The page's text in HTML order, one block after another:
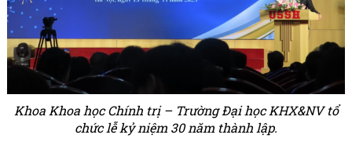
Khoa Khoa học Chính trị – Trường Đại học KHX&NV tổ
chức lễ kỷ niệm 30 năm thành lập.